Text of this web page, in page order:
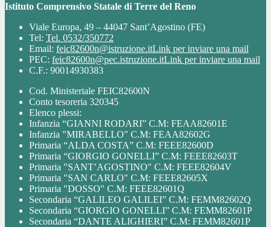
Istituto Comprensivo Statale di Terre del Reno
Viale Europa, 49 – 44047 Sant’Agostino (FE)
Tel: Tel. 0532/350772
Email: feic82600n@istruzione.itLink per inviare una mail
PEC: feic82600n@pec.istruzione.itLink per inviare una mail
C.F.: 90014930383
Cod. Ministeriale FEIC82600N
Conto tesoreria 320345
Elenco plessi:
Infanzia “GIANNI RODARI” C.M: FEAA82601E
Infanzia "MIRABELLO" C.M: FEAA82602G
Primaria “ALDA COSTA” C.M: FEEE82600D
Primaria “GIORGIO GONELLI” C.M: FEEE82603T
Primaria "SANT’AGOSTINO" C.M: FEEE82604V
Primaria "SAN CARLO" C.M: FEEE82605X
Primaria "DOSSO" C.M: FEEE82601Q
Secondaria “GALILEO GALILEI” C.M: FEMM82602Q
Secondaria “GIORGIO GONELLI” C.M: FEMM82601P
Secondaria “DANTE ALIGHIERI” C.M: FEMM82601P